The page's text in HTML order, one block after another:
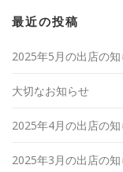
最近の投稿
2025年5月の出店の
大切なお知らせ
2025年4月の出店の
2025年3月の出店の